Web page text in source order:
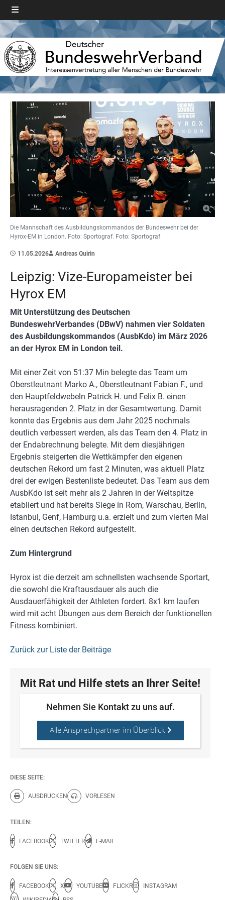
Die Mannschaft des Ausbildungskommandos der Bundeswehr bei der
Hyrox-EM in London. Foto: Sportograf. Foto: Sportograf
11.05.2026 Andreas Quirin
Leipzig: Vize-Europameister bei
Hyrox EM
Mit Unterstützung des Deutschen
BundeswehrVerbandes (DBwV) nahmen vier Soldaten
des Ausbildungskommandos (AusbKdo) im März 2026
an der Hyrox EM in London teil.
Mit einer Zeit von 51:37 Min belegte das Team um
Oberstleutnant Marko A., Oberstleutnant Fabian F., und
den Hauptfeldwebeln Patrick H. und Felix B. einen
herausragenden 2. Platz in der Gesamtwertung. Damit
konnte das Ergebnis aus dem Jahr 2025 nochmals
deutlich verbessert werden, als das Team den 4. Platz in
der Endabrechnung belegte. Mit dem diesjährigen
Ergebnis steigerten die Wettkämpfer den eigenen
deutschen Rekord um fast 2 Minuten, was aktuell Platz
drei der ewigen Bestenliste bedeutet. Das Team aus dem
AusbKdo ist seit mehr als 2 Jahren in der Weltspitze
etabliert und hat bereits Siege in Rom, Warschau, Berlin,
Istanbul, Genf, Hamburg u.a. erzielt und zum vierten Mal
einen deutschen Rekord aufgestellt.
Zum Hintergrund
Hyrox ist die derzeit am schnellsten wachsende Sportart,
die sowohl die Kraftausdauer als auch die
Ausdauerfähigkeit der Athleten fordert. 8x1 km laufen
wird mit acht Übungen aus dem Bereich der funktionellen
Fitness kombiniert.
Zurück zur Liste der Beiträge
Mit Rat und Hilfe stets an Ihrer Seite!
Nehmen Sie Kontakt zu uns auf.
Alle Ansprechpartner im Überblick
DIESE SEITE:
AUSDRUCKEN
Diese Seite drucken.
VORLESEN
Diese Seite vorlesen.
TEILEN:
FACEBOOK TWITTER E-MAIL
FOLGEN SIE UNS:
FACEBOOK X YOUTUBE FLICKR
INSTAGRAM